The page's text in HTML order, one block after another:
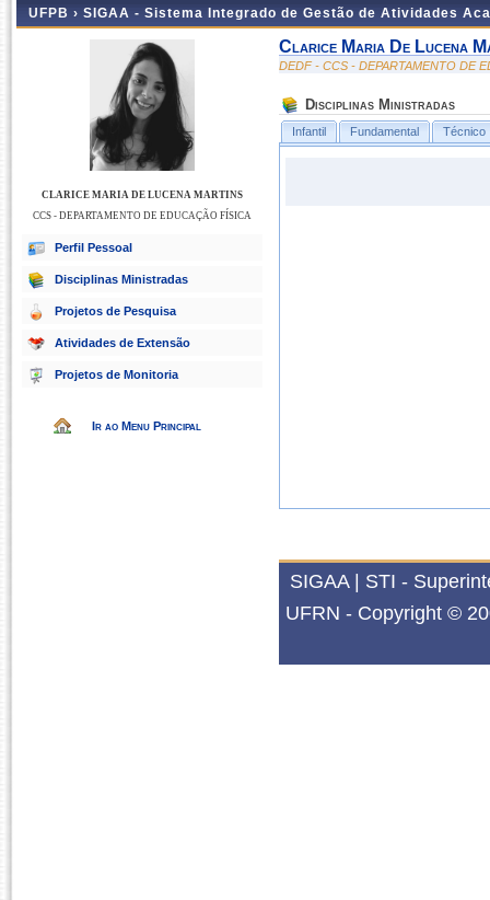
UFPB › SIGAA - Sistema Integrado de Gestão de Atividades
CLARICE MARIA DE LUCENA MARTINS
CCS - DEPARTAMENTO DE EDUCAÇÃO FÍSICA
Perfil Pessoal
Disciplinas Ministradas
Projetos de Pesquisa
Atividades de Extensão
Projetos de Monitoria
Ir ao Menu Principal
Clarice Maria De Lucena
DEDF - CCS - DEPARTAMENTO DE
Disciplinas Ministradas
Infantil Fundamental Técnico
SIGAA | STI -
UFRN - Copyright ©